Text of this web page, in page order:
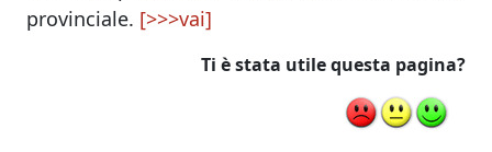
provinciale. [>>>vai]
Ti è stata utile questa pagina?